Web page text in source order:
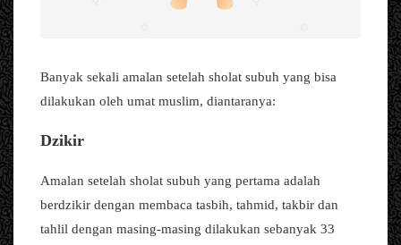
Banyak sekali amalan setelah sholat subuh yang bisa
dilakukan oleh umat muslim, diantaranya:
Dzikir
Amalan setelah sholat subuh yang pertama adalah
berdzikir dengan membaca tasbih, tahmid, takbir dan
tahlil dengan masing-masing dilakukan sebanyak 33